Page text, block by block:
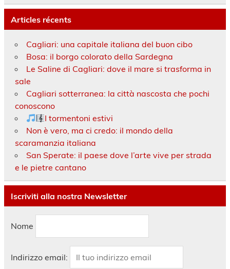
Articles récents
Cagliari: una capitale italiana del buon cibo
Bosa: il borgo colorato della Sardegna
Le Saline di Cagliari: dove il mare si trasforma in
sale
Cagliari sotterranea: la città nascosta che pochi
conoscono
I tormentoni estivi
Non è vero, ma ci credo: il mondo della
scaramanzia italiana
San Sperate: il paese dove l’arte vive per strada
e le pietre cantano
Iscriviti alla nostra Newsletter
Nome
Indirizzo email: